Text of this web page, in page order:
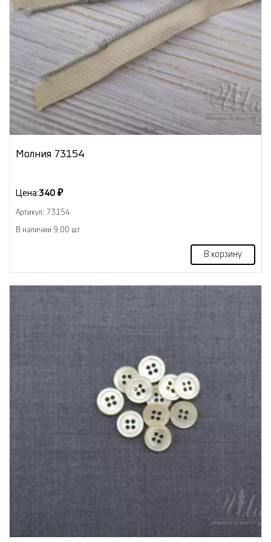
Молния 73154
Цена:340 ₽
Артикул: 73154
В наличии 9.00 шт
В корзину